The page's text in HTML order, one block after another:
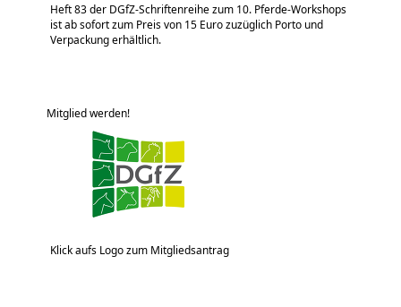
Heft 83 der DGfZ-Schriftenreihe zum 10. Pferde-Workshops
ist ab sofort zum Preis von 15 Euro zuzüglich Porto und
Verpackung erhältlich.
Mitglied werden!
Klick aufs Logo zum Mitgliedsantrag